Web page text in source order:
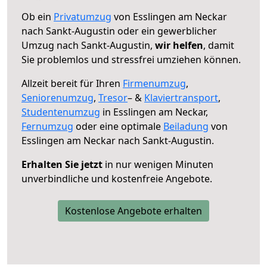
Ob ein Privatumzug von Esslingen am Neckar
nach Sankt-Augustin oder ein gewerblicher
Umzug nach Sankt-Augustin, wir helfen, damit
Sie problemlos und stressfrei umziehen können.
Allzeit bereit für Ihren Firmenumzug,
Seniorenumzug, Tresor– & Klaviertransport,
Studentenumzug in Esslingen am Neckar,
Fernumzug oder eine optimale Beiladung von
Esslingen am Neckar nach Sankt-Augustin.
Erhalten Sie jetzt in nur wenigen Minuten
unverbindliche und kostenfreie Angebote.
Kostenlose Angebote erhalten